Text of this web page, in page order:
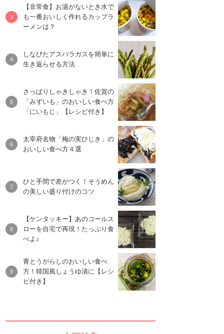
【非常食】お湯がないとき水で
も一番おいしく作れるカップラ
ーメンは？
しなびたアスパラガスを簡単に
生き返らせる方法
さっぱりしゃきしゃき！佐賀の
「みずいも」のおいしい食べ方
「にいもじ」【レシピ付き】
太宰府名物「梅の実ひじき」の
おいしい食べ方４選
ひと手間で差がつく！そうめん
の美しい盛り付けのコツ
【ケンタッキー】あのコールス
ローを自宅で再現！たっぷり食
べよ♪
青とうがらしのおいしい食べ
方！韓国風しょうゆ漬に【レシ
ピ付き】